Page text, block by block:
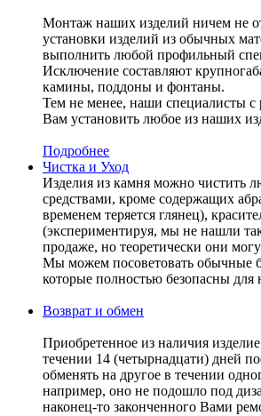
Монтаж наших изделий ничем не
установки изделий из обычных
выполнить любой профильный
Исключение составляют
камины, поддоны и фонтаны.
Тем не менее, наши специалисты с
Вам установить любое из наших
Подробнее
Чистка и Уход
Изделия из камня можно чистить
средствами, кроме содержащих
временем теряется глянец),
(экспериментируя, мы не нашли
продаже, но теоретически они
Мы можем посоветовать обычные
которые полностью безопасны для
Возврат и обмен
Приобретенное из наличия
течении 14 (четырнадцати) дней
обменять на другое в течении
например, оно не подошло под
наконец-то законченного Вами